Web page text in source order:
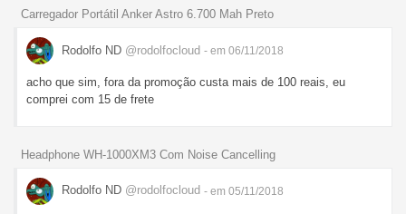
Carregador Portátil Anker Astro 6.700 Mah Preto
Rodolfo ND @rodolfocloud - em 06/11/2018
acho que sim, fora da promoção custa mais de 100 reais, eu
comprei com 15 de frete
Headphone WH-1000XM3 Com Noise Cancelling
Rodolfo ND @rodolfocloud - em 05/11/2018